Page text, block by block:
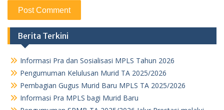
Berita Terkini
Informasi Pra dan Sosialisasi MPLS Tahun 2026
Pengumuman Kelulusan Murid TA 2025/2026
Pembagian Gugus Murid Baru MPLS TA 2025/2026
Informasi Pra MPLS bagi Murid Baru